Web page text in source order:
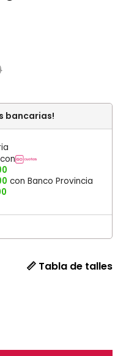
bancarias!
con
con Banco Provincia
📏 Tabla de talles